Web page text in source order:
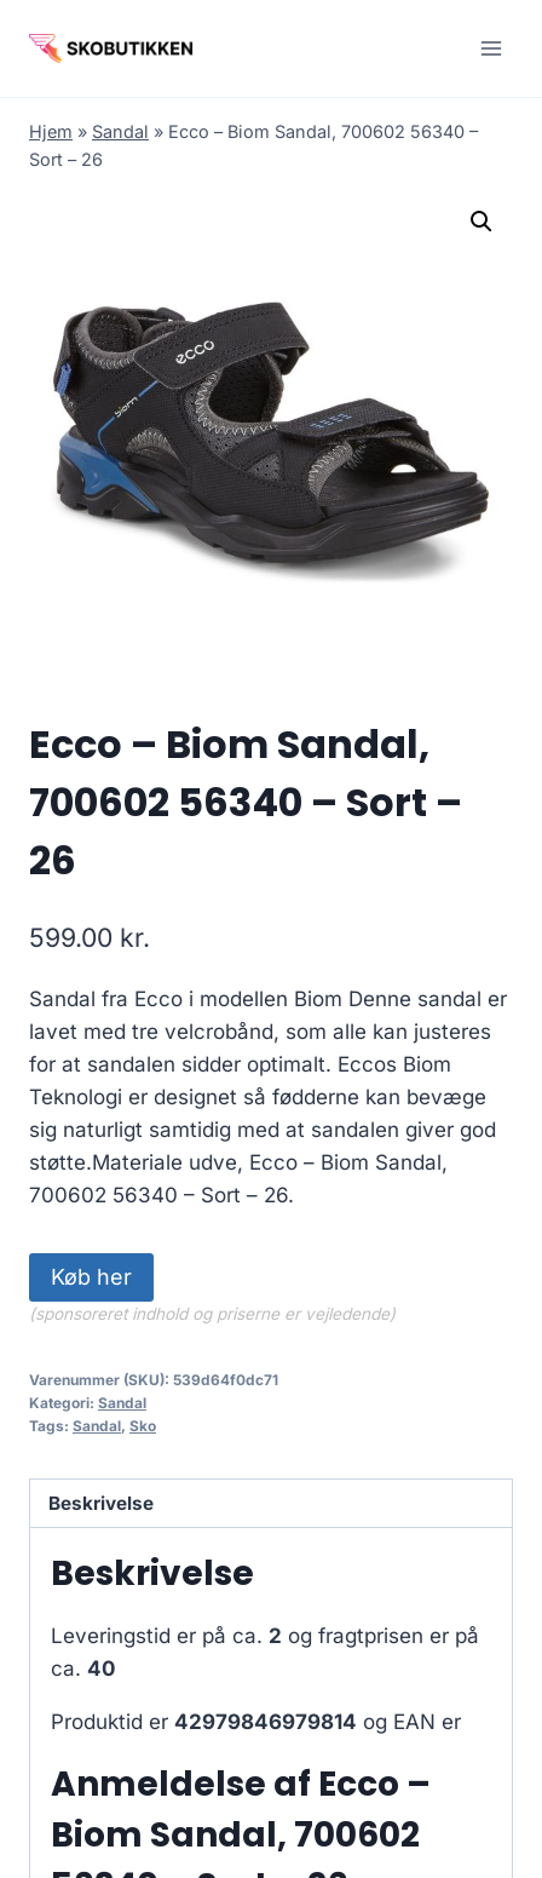
Hjem » Sandal » Ecco – Biom Sandal, 700602 56340 –
Sort – 26
Ecco – Biom Sandal,
700602 56340 – Sort –
26
599.00 kr.
Sandal fra Ecco i modellen Biom Denne sandal er
lavet med tre velcrobånd, som alle kan justeres
for at sandalen sidder optimalt. Eccos Biom
Teknologi er designet så fødderne kan bevæge
sig naturligt samtidig med at sandalen giver god
støtte.Materiale udve, Ecco – Biom Sandal,
700602 56340 – Sort – 26.
Køb her
(sponsoreret indhold og priserne er vejledende)
Varenummer (SKU): 539d64f0dc71
Kategori: Sandal
Tags: Sandal, Sko
Beskrivelse
Beskrivelse
Leveringstid er på ca. 2 og fragtprisen er på
ca. 40
Produktid er 42979846979814 og EAN er
Anmeldelse af Ecco –
Biom Sandal, 700602